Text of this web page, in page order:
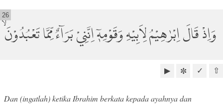
وَاِذْ قَالَ اِبْرٰهِيْمُ لِاَبِيْهِ وَقَوْمِهٖٓ اِنَّنِيْ بَرَاۤءٌ مِّمَّا تَعْبُدُوْنَۙ
26
⇧
✓
✼
▶
Dan (ingatlah) ketika Ibrahim berkata kepada ayahnya dan